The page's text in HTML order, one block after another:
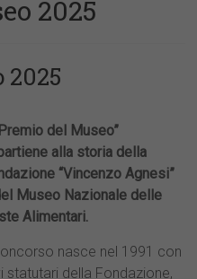
2025
2025
del Museo”
alla storia della
“Vincenzo Agnesi”
Museo Nazionale delle
Alimentari.
nasce nel 1991 con
della Fondazione,